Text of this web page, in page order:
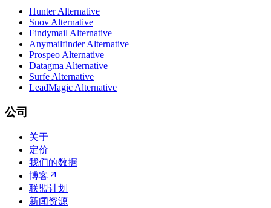
Hunter Alternative
Snov Alternative
Findymail Alternative
Anymailfinder Alternative
Prospeo Alternative
Datagma Alternative
Surfe Alternative
LeadMagic Alternative
公司
关于
定价
我们的数据
博客
联盟计划
新闻资源